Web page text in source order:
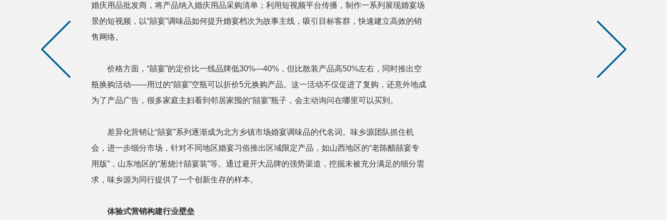
婚庆用品批发商，将产品纳入婚庆用品采购清单；利用短视频平台传播，制作一系列展现婚宴场
景的短视频，以“囍宴”调味品如何提升婚宴档次为故事主线，吸引目标客群，快速建立高效的销
售网络。
价格方面，“囍宴”的定价比一线品牌低30%—40%，但比散装产品高50%左右，同时推出空
瓶换购活动——用过的“囍宴”空瓶可以折价5元换购产品。这一活动不仅促进了复购，还意外地成
为了产品广告，很多家庭主妇看到邻居家囤的“囍宴”瓶子，会主动询问在哪里可以买到。
差异化营销让“囍宴”系列逐渐成为北方乡镇市场婚宴调味品的代名词。味乡源团队抓住机
会，进一步细分市场，针对不同地区婚宴习俗推出区域限定产品，如山西地区的“老陈醋囍宴专
用版”，山东地区的“葱烧汁囍宴装”等。通过避开大品牌的强势渠道，挖掘未被充分满足的细分需
求，味乡源为同行提供了一个创新生存的样本。
体验式营销构建行业壁垒